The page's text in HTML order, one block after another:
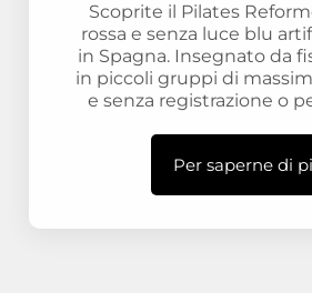
Scoprite il Pilates
rossa e senza luce blu
in Spagna. Insegnato da
in piccoli gruppi di
e senza registrazione o
Per saperne di